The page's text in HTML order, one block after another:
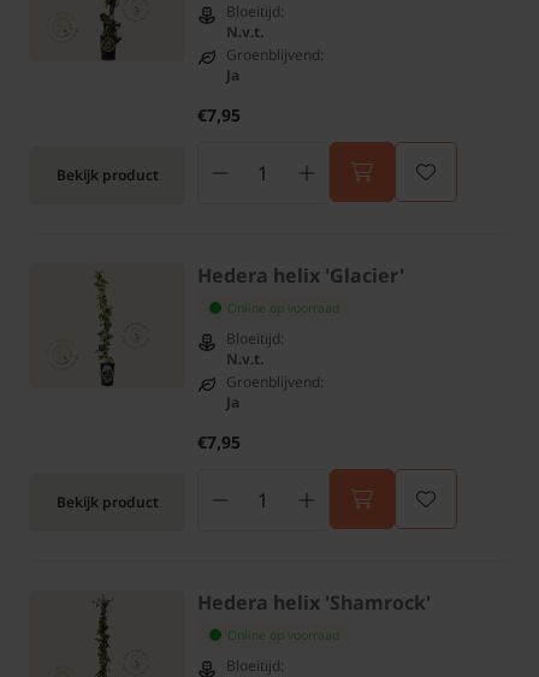
Bekijk product
Bloeitijd:
N.v.t.
Groenblijvend:
Ja
€7,95
Bekijk product
Hedera helix 'Glacier'
Online op voorraad
Bloeitijd:
N.v.t.
Groenblijvend:
Ja
€7,95
Hedera helix 'Shamrock'
Online op voorraad
Bloeitijd: